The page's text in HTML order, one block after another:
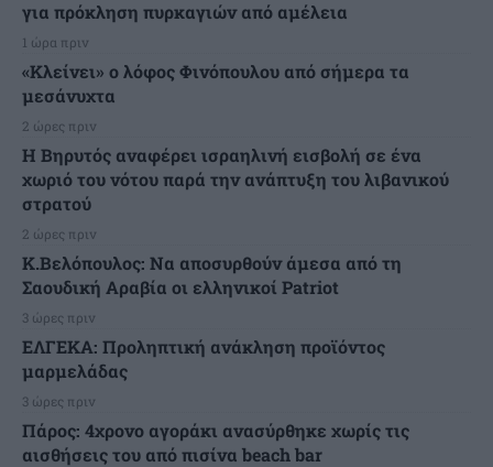
για πρόκληση πυρκαγιών από αμέλεια
1 ώρα πριν
«Κλείνει» ο λόφος Φινόπουλου από σήμερα τα
μεσάνυχτα
2 ώρες πριν
Η Βηρυτός αναφέρει ισραηλινή εισβολή σε ένα
χωριό του νότου παρά την ανάπτυξη του λιβανικού
στρατού
2 ώρες πριν
Κ.Βελόπουλος: Να αποσυρθούν άμεσα από τη
Σαουδική Αραβία οι ελληνικοί Patriot
3 ώρες πριν
ΕΛΓΕΚΑ: Προληπτική ανάκληση προϊόντος
μαρμελάδας
3 ώρες πριν
Πάρος: 4χρονο αγοράκι ανασύρθηκε χωρίς τις
αισθήσεις του από πισίνα beach bar